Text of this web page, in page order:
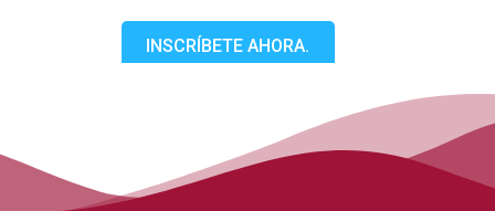
INSCRÍBETE AHORA.